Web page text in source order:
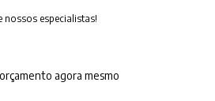
nossos especialistas!
agora mesmo